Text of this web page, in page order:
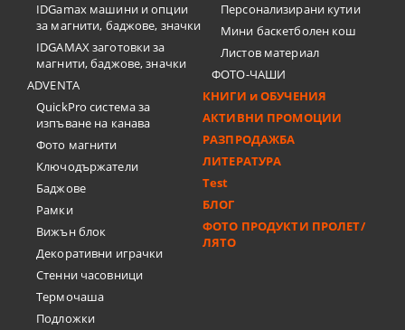
IDGamax машини и опции
за магнити, баджове, значки
IDGAMAX заготовки за
магнити, баджове, значки
ADVENTA
QuickPro система за
изпъване на канава
Фото магнити
Ключодържатели
Баджове
Рамки
Вижън блок
Декоративни играчки
Стенни часовници
Термочашa
Подложки
Персонализирани кутии
Мини баскетболен кош
Листов материал
ФОТО-ЧАШИ
КНИГИ и ОБУЧЕНИЯ
АКТИВНИ ПРОМОЦИИ
РАЗПРОДАЖБА
ЛИТЕРАТУРА
Test
БЛОГ
ФОТО ПРОДУКТИ ПРОЛЕТ/
ЛЯТО